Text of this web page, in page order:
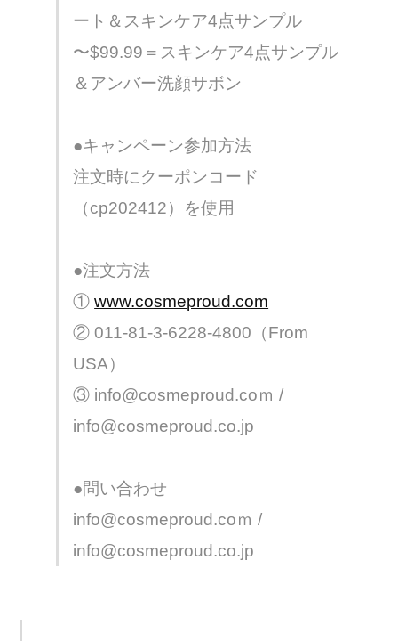
ート＆スキンケア4点サンプル
〜$99.99＝スキンケア4点サンプル
＆アンバー洗顔サボン
●キャンペーン参加方法
注文時にクーポンコード
（cp202412）を使用
●注文方法
①www.cosmeproud.com
② 011-81-3-6228-4800（From
USA）
③ info@cosmeproud.coｍ /
info@cosmeproud.co.jp
●問い合わせ
info@cosmeproud.coｍ /
info@cosmeproud.co.jp